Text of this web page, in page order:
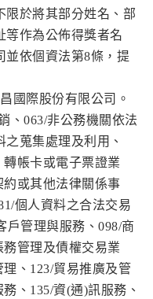
限於將其部分姓名、部
等作為公佈得獎者名
並依個資法第8條，提
國際股份有限公司。
、063/非公務機關依法
蒐集處理及利用、
帳卡或電子票證業
或其他法律關係事
個人資料之合法交易
戶管理與服務、098/商
管理及債權交易業
、123/貿易推廣及管
、135/資(通)訊服務、